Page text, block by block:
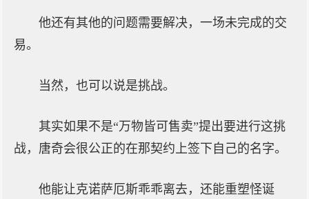
他还有其他的问题需要解决，一场未完成的交
易。
当然，也可以说是挑战。
其实如果不是“万物皆可售卖”提出要进行这挑
战，唐奇会很公正的在那契约上签下自己的名字。
他能让克诺萨厄斯乖乖离去，还能重塑怪诞